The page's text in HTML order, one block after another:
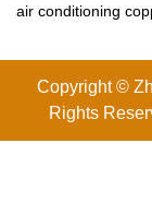
air conditioning
Copyright ©
Rights